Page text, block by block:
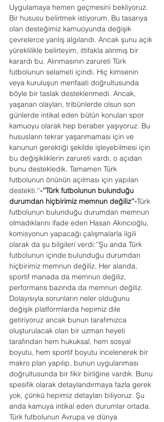
Uygulamaya hemen geçmesini bekliyoruz.
Bir hususu belirtmek istiyorum. Bu tasarıya
olan desteğimiz kamuoyunda değişik
çevrelerce yanlış algılandı. Ancak şunu açık
yüreklilikle belirteyim, ittifakla alınmış bir
karardı bu. Alınmasının zarureti Türk
futbolunun selameti içindi. Hiç kimsenin
veya kuruluşun menfaati doğrultusunda
böyle bir taslak desteklenmedi. Ancak,
yaşanan olayları, tribünlerde olsun son
günlerde intikal eden bütün konuları spor
kamuoyu olarak hep beraber yaşıyoruz. Bu
hususların tekrar yaşanmaması için ve
kanunun gerektiği şekilde işleyebilmesi için
bu değişikliklerin zarureti vardı, o açıdan
bunu destekledik. Tamamen Türk
futbolunun önünün açılması için yapılan
destekti.''-''Türk futbolunun bulunduğu
durumdan hiçbirimiz memnun değiliz''-Türk
futbolunun bulunduğu durumdan memnun
olmadıklarını ifade eden Hasan Akıncıoğlu,
komisyonun yapacağı çalışmalarla ilgili
olarak da şu bilgileri verdi:''Şu anda Türk
futbolunun içinde bulunduğu durumdan
hiçbirimiz memnun değiliz. Her alanda,
sportif manada da memnun değiliz,
performans bazında da memnun değiliz.
Dolayısıyla sorunların neler olduğunu
değişik platformlarda hepimiz dile
getiriyoruz ancak bunun tarafımızca
oluşturulacak olan bir uzman heyeti
tarafından hem hukuksal, hem sosyal
boyutu, hem sportif boyutu incelenerek bir
makro plan yapılıp, bunun uygulanması
doğrultusunda bir fikir birliğine vardık. Bunu
spesifik olarak detaylandırmaya fazla gerek
yok, çünkü hepimiz detayları biliyoruz. Şu
anda kamuya intikal eden durumlar ortada.
Türk futbolunun Avrupa ve dünya